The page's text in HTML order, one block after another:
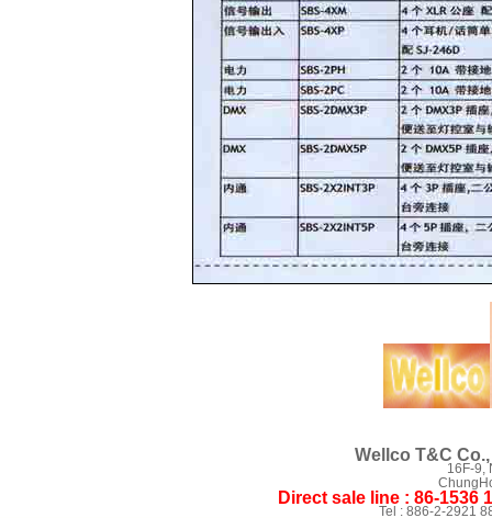
Wellco T&C
16F-9,
Direct sale line : 86-1536
Tel : 886-2-